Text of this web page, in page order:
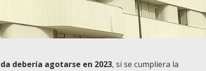
debería agotarse en 2023, si se cumpliera la